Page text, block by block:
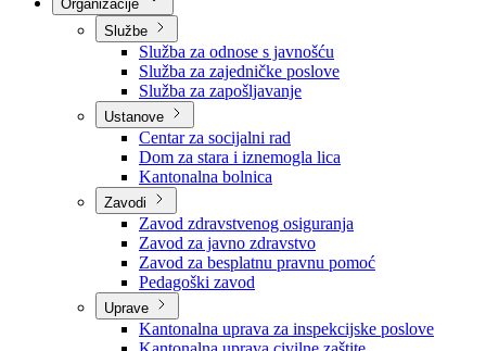
Nadležnosti
Sjednice Vlade
Službe
Služba za odnose s javnošću
Služba za zajedničke poslove
Služba za zapošljavanje
Ustanove
Centar za socijalni rad
Dom za stara i iznemogla lica
Kantonalna bolnica
Zavodi
Zavod zdravstvenog osiguranja
Zavod za javno zdravstvo
Zavod za besplatnu pravnu pomoć
Pedagoški zavod